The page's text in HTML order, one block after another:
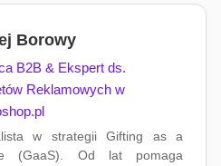
Borowy
B2B & Ekspert ds.
Reklamowych w
w strategii Gifting as a
(GaaS). Od lat pomaga